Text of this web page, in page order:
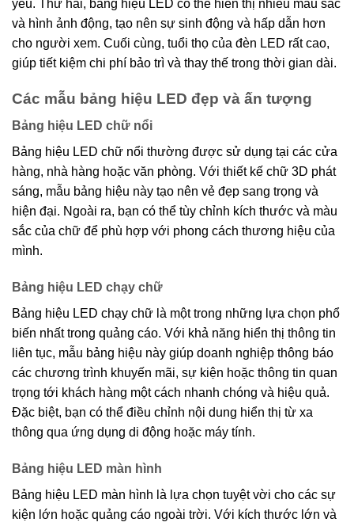
yếu. Thứ hai, bảng hiệu LED có thể hiển thị nhiều màu sắc
và hình ảnh động, tạo nên sự sinh động và hấp dẫn hơn
cho người xem. Cuối cùng, tuổi thọ của đèn LED rất cao,
giúp tiết kiệm chi phí bảo trì và thay thế trong thời gian dài.
Các mẫu bảng hiệu LED đẹp và ấn tượng
Bảng hiệu LED chữ nổi
Bảng hiệu LED chữ nổi thường được sử dụng tại các cửa
hàng, nhà hàng hoặc văn phòng. Với thiết kế chữ 3D phát
sáng, mẫu bảng hiệu này tạo nên vẻ đẹp sang trọng và
hiện đại. Ngoài ra, bạn có thể tùy chỉnh kích thước và màu
sắc của chữ để phù hợp với phong cách thương hiệu của
mình.
Bảng hiệu LED chạy chữ
Bảng hiệu LED chạy chữ là một trong những lựa chọn phổ
biến nhất trong quảng cáo. Với khả năng hiển thị thông tin
liên tục, mẫu bảng hiệu này giúp doanh nghiệp thông báo
các chương trình khuyến mãi, sự kiện hoặc thông tin quan
trọng tới khách hàng một cách nhanh chóng và hiệu quả.
Đặc biệt, bạn có thể điều chỉnh nội dung hiển thị từ xa
thông qua ứng dụng di động hoặc máy tính.
Bảng hiệu LED màn hình
Bảng hiệu LED màn hình là lựa chọn tuyệt vời cho các sự
kiện lớn hoặc quảng cáo ngoài trời. Với kích thước lớn và